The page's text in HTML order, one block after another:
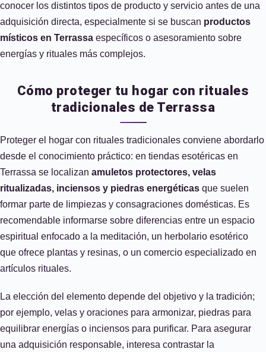
conocer los distintos tipos de producto y servicio antes de una
adquisición directa, especialmente si se buscan productos
místicos en Terrassa específicos o asesoramiento sobre
energías y rituales más complejos.
Cómo proteger tu hogar con rituales
tradicionales de Terrassa
Proteger el hogar con rituales tradicionales conviene abordarlo
desde el conocimiento práctico: en tiendas esotéricas en
Terrassa se localizan amuletos protectores, velas
ritualizadas, inciensos y piedras energéticas que suelen
formar parte de limpiezas y consagraciones domésticas. Es
recomendable informarse sobre diferencias entre un espacio
espiritual enfocado a la meditación, un herbolario esotérico
que ofrece plantas y resinas, o un comercio especializado en
artículos rituales.
La elección del elemento depende del objetivo y la tradición;
por ejemplo, velas y oraciones para armonizar, piedras para
equilibrar energías o inciensos para purificar. Para asegurar
una adquisición responsable, interesa contrastar la